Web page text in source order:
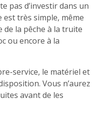
pas d’investir dans un
est très simple, même
de la pêche à la truite
ou encore à la
service, le matériel et
Vous n’aurez
avant de les